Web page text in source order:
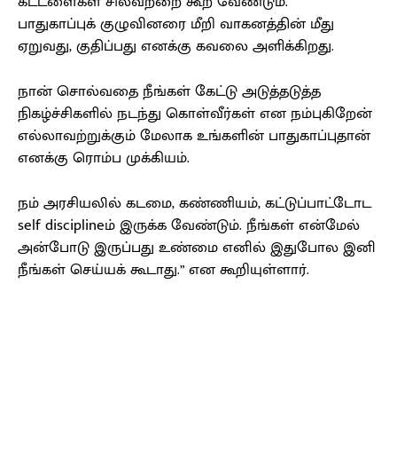
பாதுகாப்புக் குழுவினரை மீறி வாகனத்தின் மீது
ஏறுவது, குதிப்பது எனக்கு கவலை அளிக்கிறது.
நான் சொல்வதை நீங்கள் கேட்டு அடுத்தடுத்த
நிகழ்ச்சிகளில் நடந்து கொள்வீர்கள் என நம்புகிறேன்
எல்லாவற்றுக்கும் மேலாக உங்களின் பாதுகாப்புதான்
எனக்கு ரொம்ப முக்கியம்.
நம் அரசியலில் கடமை, கண்ணியம், கட்டுப்பாட்டோட
self disciplineம் இருக்க வேண்டும். நீங்கள் என்மேல்
அன்போடு இருப்பது உண்மை எனில் இதுபோல இனி
நீங்கள் செய்யக் கூடாது.” என கூறியுள்ளார்.